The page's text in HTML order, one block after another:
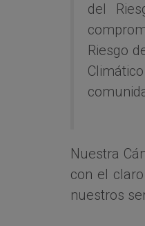
del
Riesgo
Nuestra
con el
nuestros